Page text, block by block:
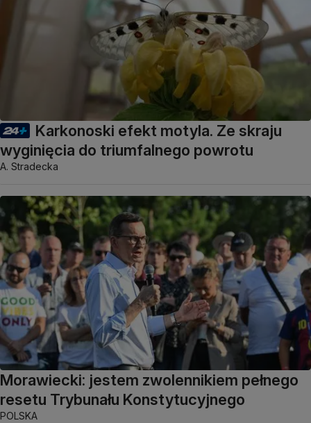
Karkonoski efekt motyla. Ze skraju
wyginięcia do triumfalnego powrotu
A. Stradecka
Morawiecki: jestem zwolennikiem pełnego
resetu Trybunału Konstytucyjnego
POLSKA